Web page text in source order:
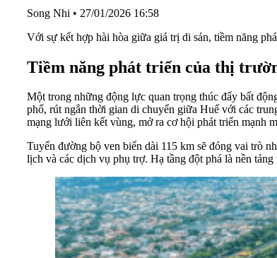
Song Nhi • 27/01/2026 16:58
Với sự kết hợp hài hòa giữa giá trị di sản, tiềm năng
Tiềm năng phát triển của thị
Một trong những động lực quan trọng thúc đẩy bất
phố, rút ngắn thời gian di chuyển giữa Huế với các
mạng lưới liên kết vùng, mở ra cơ hội phát triển mạnh
Tuyến đường bộ ven biển dài 115 km sẽ đóng vai trò
lịch và các dịch vụ phụ trợ. Hạ tầng đột phá là nền